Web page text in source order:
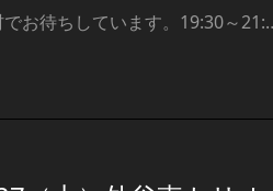
でお待ちしています。19:30～